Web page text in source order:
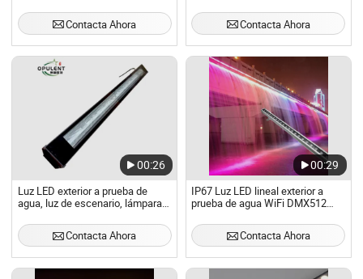
Impermeable
Contacta Ahora
Agua para Uso en Exteriores
Contacta Ahora
00:26
Luz LED exterior a prueba de
agua, luz de escenario, lámpara
lámpara de lavado de pared,
lámpara de lavado de pared LED
Contacta Ahora
00:29
IP67 Luz LED lineal exterior a
prueba de agua WiFi DMX512
pared
Contacta Ahora